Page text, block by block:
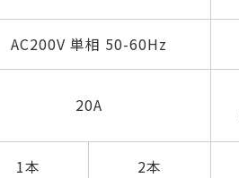
AC200V 単相 50-60Hz
20A
1本 2本